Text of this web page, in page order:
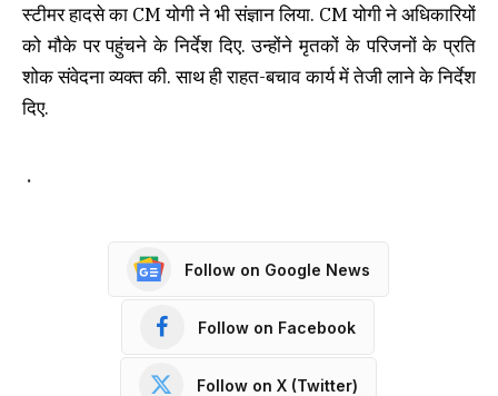
स्टीमर हादसे का CM योगी ने भी संज्ञान लिया. CM योगी ने अधिकारियों
को मौके पर पहुंचने के निर्देश दिए. उन्होंने मृतकों के परिजनों के प्रति
शोक संवेदना व्यक्त की. साथ ही राहत-बचाव कार्य में तेजी लाने के निर्देश
दिए.
.
Follow on Google News
Follow on Facebook
Follow on X (Twitter)